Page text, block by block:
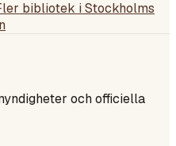
bibliotek i Stockholms
och officiella